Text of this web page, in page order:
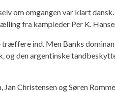
om omgangen var klart
fra kampleder Per K.
ind. Men Banks
den argentinske
Christensen og Søren